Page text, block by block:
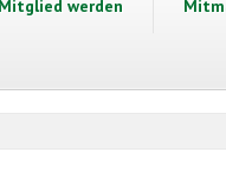
Mitglied werden